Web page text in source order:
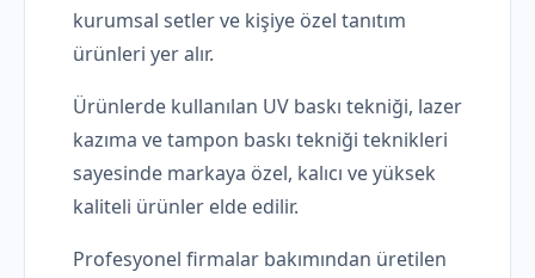
kurumsal setler ve kişiye özel tanıtım
ürünleri yer alır.
Ürünlerde kullanılan UV baskı tekniği, lazer
kazıma ve tampon baskı tekniği teknikleri
sayesinde markaya özel, kalıcı ve yüksek
kaliteli ürünler elde edilir.
Profesyonel firmalar bakımından üretilen